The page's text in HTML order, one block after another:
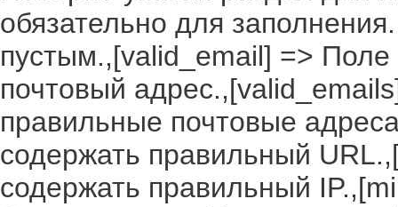
обязательно для
пустым.,[valid_email] =>
почтовый
правильные почтовые
содержать правильный
содержать правильный